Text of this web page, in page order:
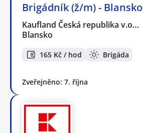
Brigádník (ž/m) - Blansko
Kaufland Česká republika v.o…
Blansko
165 Kč / hod Brigáda
Zveřejněno: 7. října